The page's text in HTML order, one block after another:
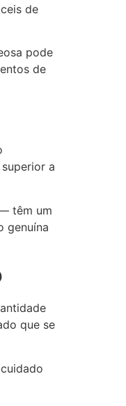
de
pode
de
a
têm um
genuína
que se